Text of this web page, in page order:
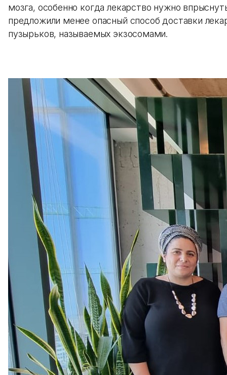
мозга, особенно когда лекарство нужно
предложили менее опасный способ доставки
пузырьков, называемых экзосомами.